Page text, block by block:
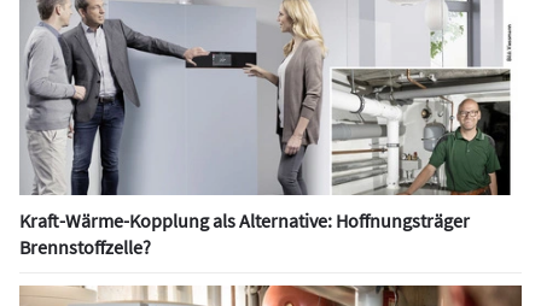
Kraft-Wärme-Kopplung als Alternative: Hoffnungsträger
Brennstoffzelle?